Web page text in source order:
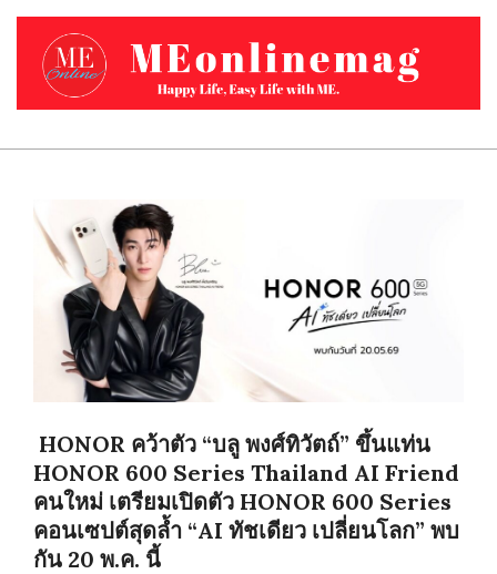
Skip
content
Primary
Menu
HONOR คว้าตัว “บลู พงศ์ทิวัตถ์” ขึ้นแท่น
HONOR 600 Series Thailand AI Friend
คนใหม่ เตรียมเปิดตัว HONOR 600 Series
คอนเซปต์สุดล้ำ “AI ทัชเดียว เปลี่ยนโลก” พบ
กัน 20 พ.ค. นี้